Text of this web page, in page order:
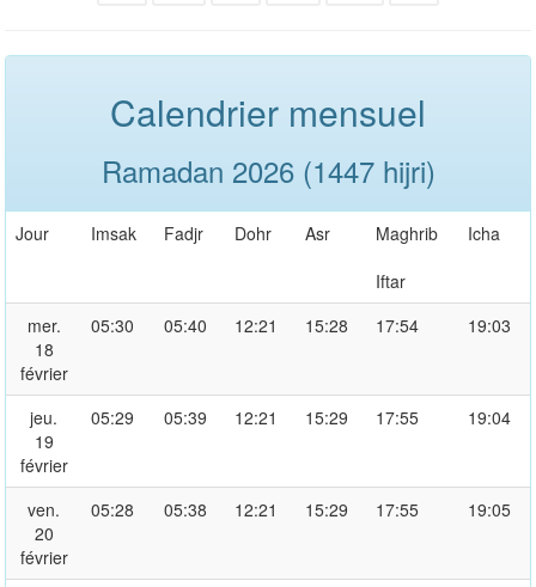
Calendrier mensuel
Ramadan 2026 (1447 hijri)
Jour Imsak Fadjr Dohr Asr
Maghrib
Iftar
Icha
mer.
18
février
05:30 05:40 12:21 15:28 17:54 19:03
jeu.
19
février
05:29 05:39 12:21 15:29 17:55 19:04
ven.
20
février
05:28 05:38 12:21 15:29 17:55 19:05